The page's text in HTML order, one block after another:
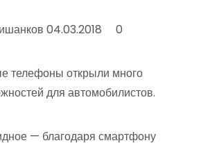
04.03.2018 0
телефоны открыли много
для автомобилистов.
— благодаря смартфону